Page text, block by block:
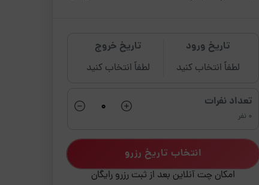
تاریخ ورود
لطفاً انتخاب کنید
تاریخ خروج
لطفاً انتخاب کنید
تعداد نفرات
0 نفر
انتخاب تاریخ رزرو
امکان چت آنلاین بعد از ثبت رزرو رایگان